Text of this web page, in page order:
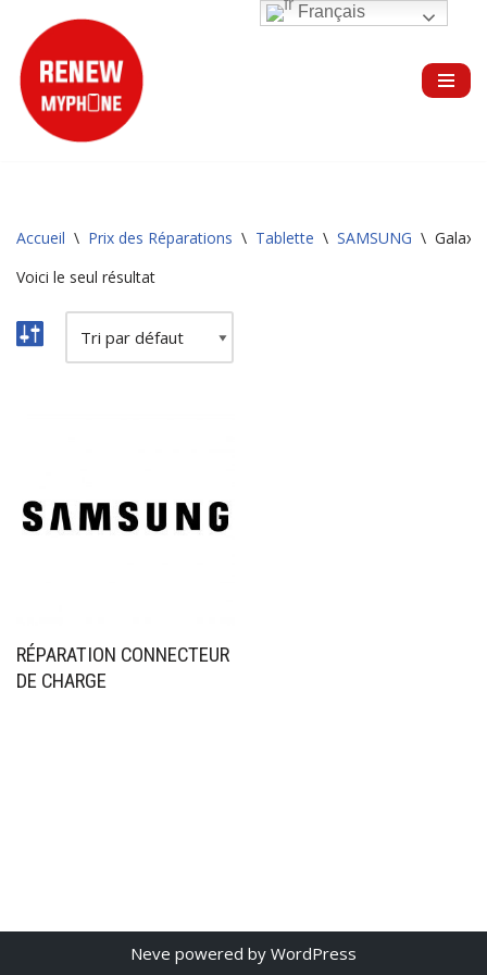
Aller
au
contenu
Accueil \ Prix des Réparations \ Tablette \ SAMSUNG \ Galaxy
Voici le seul résultat
RÉPARATION CONNECTEUR
DE CHARGE
Neve powered by WordPress
Français